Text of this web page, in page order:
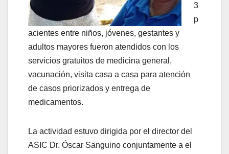
3
p
acientes entre niños, jóvenes, gestantes y
adultos mayores fueron atendidos con los
servicios gratuitos de medicina general,
vacunación, visita casa a casa para atención
de casos priorizados y entrega de
medicamentos.
La actividad estuvo dirigida por el director del
ASIC Dr. Óscar Sanguino conjuntamente a el